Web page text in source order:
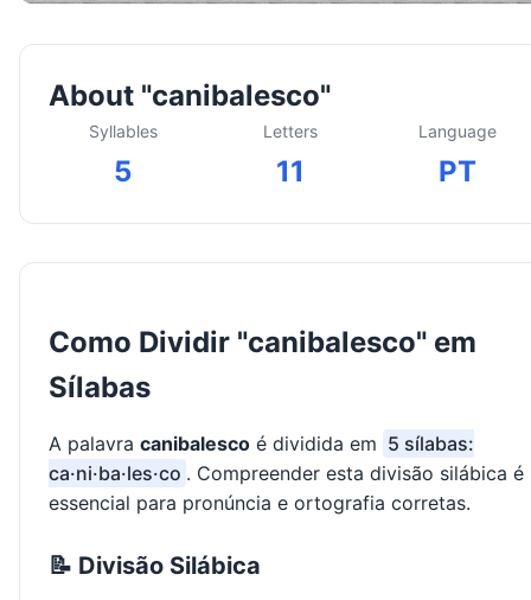
About "canibalesco"
Syllables
5
Letters
11
Language
PT
Como Dividir "canibalesco" em
Sílabas
A palavra canibalesco é dividida em 5 sílabas:
ca·ni·ba·les·co . Compreender esta divisão silábica é
essencial para pronúncia e ortografia corretas.
📝 Divisão Silábica